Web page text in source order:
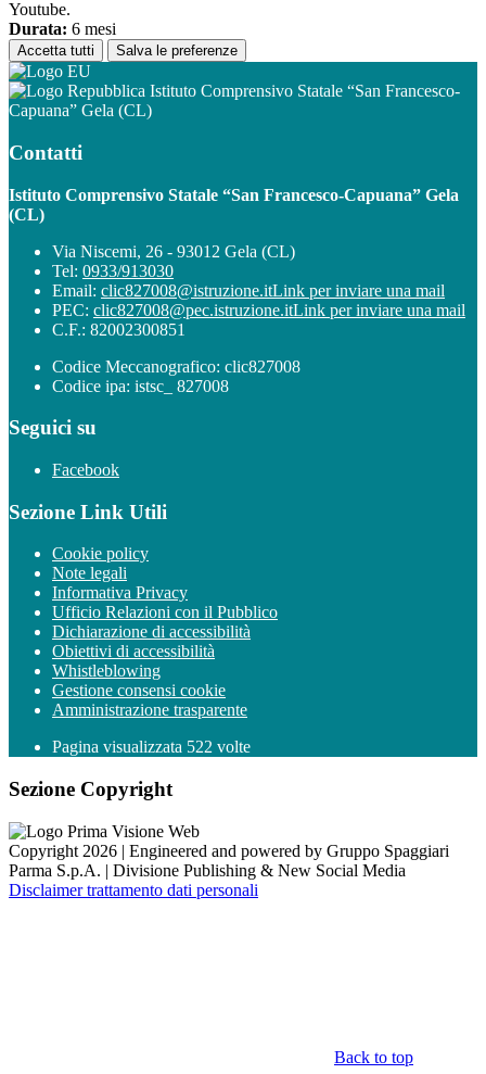
Youtube.
Durata: 6 mesi
Accetta tutti Salva le preferenze
Istituto Comprensivo Statale “San Francesco-
Capuana” Gela (CL)
Contatti
Istituto Comprensivo Statale “San Francesco-Capuana” Gela
(CL)
Via Niscemi, 26 - 93012 Gela (CL)
Tel: 0933/913030
Email: clic827008@istruzione.itLink per inviare una mail
PEC: clic827008@pec.istruzione.itLink per inviare una mail
C.F.: 82002300851
Codice Meccanografico: clic827008
Codice ipa: istsc_ 827008
Seguici su
Facebook
Sezione Link Utili
Cookie policy
Note legali
Informativa Privacy
Ufficio Relazioni con il Pubblico
Dichiarazione di accessibilità
Obiettivi di accessibilità
Whistleblowing
Gestione consensi cookie
Amministrazione trasparente
Pagina visualizzata 522 volte
Sezione Copyright
Copyright 2026 | Engineered and powered by Gruppo Spaggiari
Parma S.p.A. | Divisione Publishing & New Social Media
Disclaimer trattamento dati personali
Back to top